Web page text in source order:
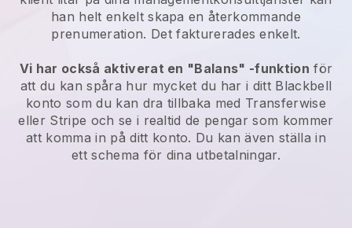
han helt enkelt skapa en återkommande
prenumeration. Det fakturerades enkelt.
Vi har också aktiverat en "Balans" -funktion för
att du kan spåra hur mycket du har i ditt Blackbell
konto som du kan dra tillbaka med Transferwise
eller Stripe och se i realtid de pengar som kommer
att komma in på ditt konto. Du kan även ställa in
ett schema för dina utbetalningar.